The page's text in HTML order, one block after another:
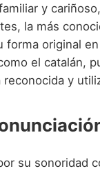
y
la más
forma original
el catalán,
y
su sonoridad